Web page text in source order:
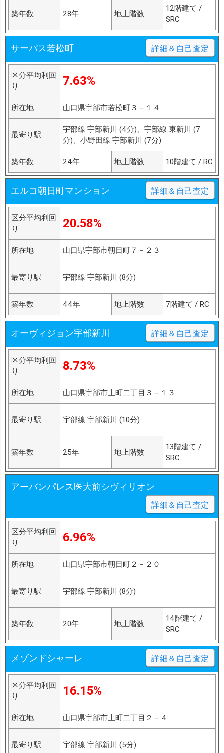
築年数 28年 地上階数
12階建て /
SRC
サーパス若松町 詳細＆自己査定
区分平均利回
り
7.63%
所在地 山口県宇部市若松町３－１４
最寄り駅
宇部線 宇部新川 (4分)、宇部線 東新川 (7
分)、小野田線 宇部新川 (7分)
築年数 24年 地上階数 10階建て / RC
エルコ朝日町マンション 詳細＆自己査定
区分平均利回
り
20.58%
所在地 山口県宇部市朝日町７－２３
最寄り駅 宇部線 宇部新川 (8分)
築年数 44年 地上階数 7階建て / RC
オーヴィジョン宇部新川 詳細＆自己査定
区分平均利回
り
8.73%
所在地 山口県宇部市上町二丁目３－１３
最寄り駅 宇部線 宇部新川 (10分)
築年数 25年 地上階数
13階建て /
SRC
アーバンパレス医大前シヴィリオン
詳細＆自己査定
区分平均利回
り
6.96%
所在地 山口県宇部市朝日町２－２０
最寄り駅 宇部線 宇部新川 (8分)
築年数 20年 地上階数
14階建て /
SRC
メゾンドシャーレ 詳細＆自己査定
区分平均利回
り
16.15%
所在地 山口県宇部市上町二丁目２－４
最寄り駅 宇部線 宇部新川 (5分)